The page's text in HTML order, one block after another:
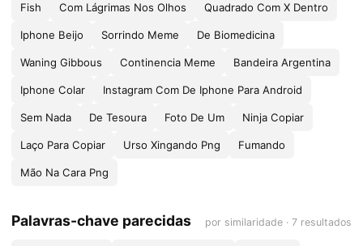
Fish Com Lágrimas Nos Olhos Quadrado Com X Dentro
Iphone Beijo Sorrindo Meme De Biomedicina
Waning Gibbous Continencia Meme Bandeira Argentina
Iphone Colar Instagram Com De Iphone Para Android
Sem Nada De Tesoura Foto De Um Ninja Copiar
Laço Para Copiar Urso Xingando Png Fumando
Mão Na Cara Png
Palavras-chave parecidas por similaridade · 7 resultados